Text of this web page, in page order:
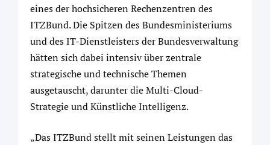
eines der hochsicheren Rechenzentren des
ITZBund. Die Spitzen des Bundesministeriums
und des IT-Dienstleisters der Bundesverwaltung
hätten sich dabei intensiv über zentrale
strategische und technische Themen
ausgetauscht, darunter die Multi-Cloud-
Strategie und Künstliche Intelligenz.
„Das ITZBund stellt mit seinen Leistungen das